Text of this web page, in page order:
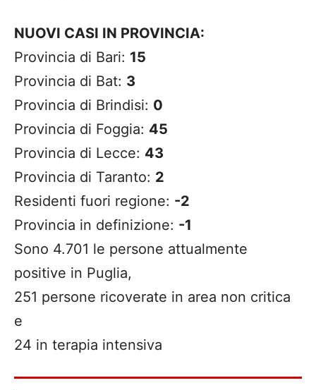
NUOVI CASI IN PROVINCIA:
Provincia di Bari: 15
Provincia di Bat: 3
Provincia di Brindisi: 0
Provincia di Foggia: 45
Provincia di Lecce: 43
Provincia di Taranto: 2
Residenti fuori regione: -2
Provincia in definizione: -1
Sono 4.701 le persone attualmente
positive in Puglia,
251 persone ricoverate in area non critica
e
24 in terapia intensiva